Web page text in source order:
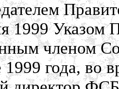
1999 Указом
членом
года, во